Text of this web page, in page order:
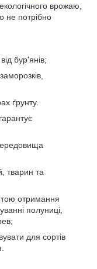
врожаю,
не потрібно
бур'янів;
ґрунту.
тварин та
отримання
полуниці,
для сортів